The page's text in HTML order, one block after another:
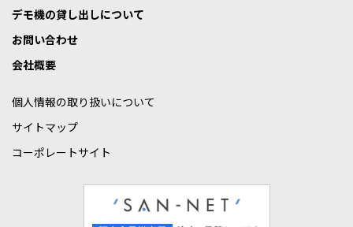
デモ機の貸し出しについて
お問い合わせ
会社概要
個人情報の取り扱いについて
サイトマップ
コーポレートサイト